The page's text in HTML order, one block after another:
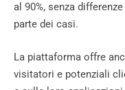
al 90%, senza
parte dei casi.
La piattaforma offre
visitatori e potenziali